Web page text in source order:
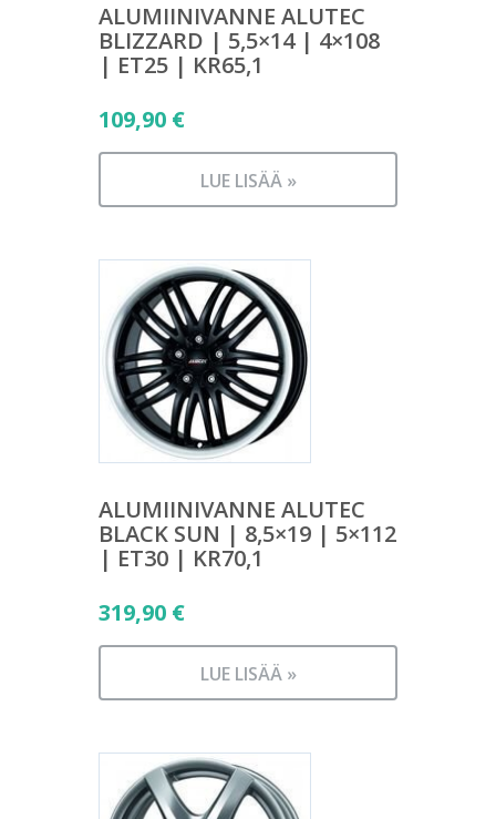
ALUMIINIVANNE ALUTEC
BLIZZARD | 5,5×14 | 4×108
| ET25 | KR65,1
109,90 €
LUE LISÄÄ »
ALUMIINIVANNE ALUTEC
BLACK SUN | 8,5×19 | 5×112
| ET30 | KR70,1
319,90 €
LUE LISÄÄ »